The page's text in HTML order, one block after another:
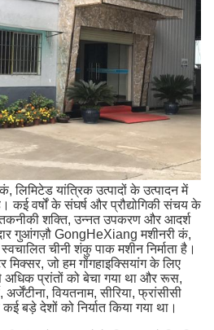
यांत्रिक उत्पादों के उत्पादन में
कई वर्षों के संघर्ष और प्रौद्योगिकी संचय के
शक्ति, उन्नत उपकरण और आदर्श
गुआंगज़ौ GongHeXiang मशीनरी कं,
चीनी शंकु पाक मशीन निर्माता है।
जो हम गोंगहाइक्सियांग के लिए
अधिक प्रांतों को बेचा गया था और रूस,
अर्जेंटीना, वियतनाम, सीरिया, फ्रांसीसी
बड़े देशों को निर्यात किया गया था।